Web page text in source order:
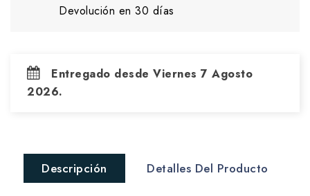
Devolución en 30 días
Entregado desde Viernes 7 Agosto
2026.
Descripción Detalles Del Producto